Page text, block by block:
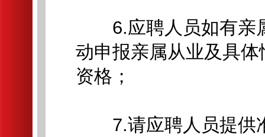
6.应聘人员如有亲
动申报亲属从业及具
资格；
7.请应聘人员提供